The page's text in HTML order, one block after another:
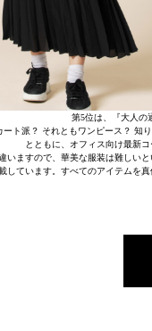
第5位は、『大人の
ト派？ それともワンピース？ 知
とともに、オフィス向け最新
いますので、華美な服装は難しい
しています。すべてのアイテムを